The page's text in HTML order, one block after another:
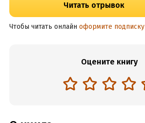
Читать отрывок
Чтобы читать онлайн оформите подписку
Оцените книгу